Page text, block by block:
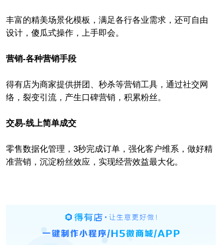
丰富的精美场景化模板，满足各行各业需求，还可自由
设计，傻瓜式操作，上手即会。
营销-各种营销手段
得有店为商家提供拼团、秒杀等营销工具，通过社交网
络，裂变引流，产生口碑营销，积累粉丝。
交易-线上简单成交
零售数据化管理，3秒完成订单，强化客户维系，做好精
准营销，沉淀粉丝效应，实现经营效益最大化。